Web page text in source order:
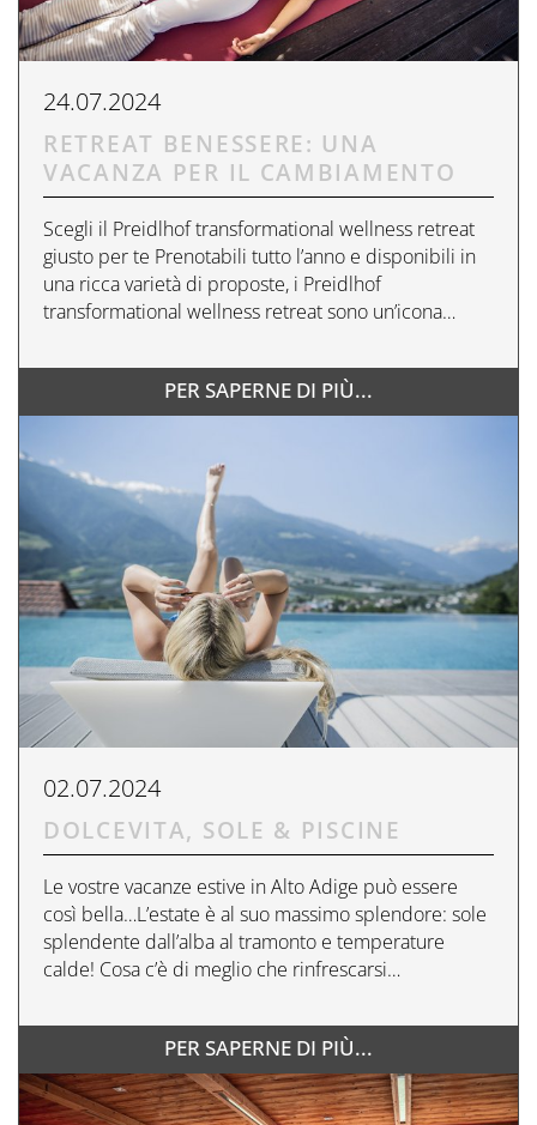
24.07.2024
RETREAT BENESSERE: UNA
VACANZA PER IL CAMBIAMENTO
Scegli il Preidlhof transformational wellness retreat
giusto per te Prenotabili tutto l’anno e disponibili in
una ricca varietà di proposte, i Preidlhof
transformational wellness retreat sono un’icona…
PER SAPERNE DI PIÙ...
02.07.2024
DOLCEVITA, SOLE & PISCINE
Le vostre vacanze estive in Alto Adige può essere
così bella…L’estate è al suo massimo splendore: sole
splendente dall’alba al tramonto e temperature
calde! Cosa c’è di meglio che rinfrescarsi…
PER SAPERNE DI PIÙ...